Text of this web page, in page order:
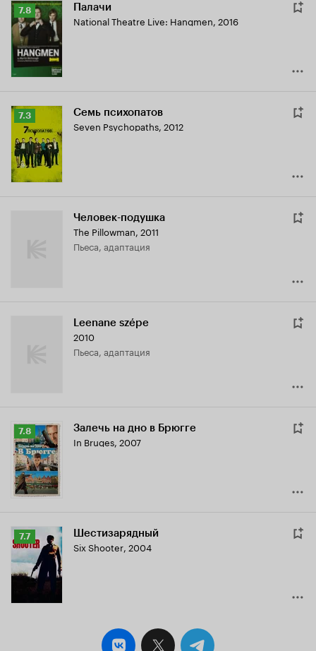
Рейтинг
Кинопоиска
7.8
7.8 Палачи
National Theatre Live: Hangmen, 2016
Рейтинг
Кинопоиска
7.3
7.3 Семь психопатов
Seven Psychopaths, 2012
Человек-подушка
The Pillowman, 2011
пьеса, адаптация
Leenane szépe
2010
пьеса, адаптация
Рейтинг
Кинопоиска
7.8
7.8 Залечь на дно в Брюгге
In Bruges, 2007
Рейтинг
Кинопоиска
7.7
7.7 Шестизарядный
Six Shooter, 2004